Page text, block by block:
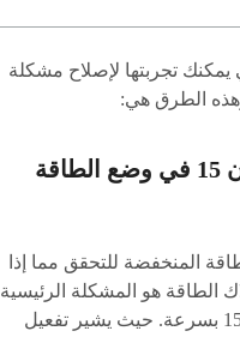
تجربتها لإصلاح مشكلة
الطريقة الأولى: وضع ايفون 15 في وضع الطاقة
في وضع الطاقة المنخفضة للتحقق مما إذا
الطاقة هو المشكلة الرئيسية
التي تؤدي إلى تفريغ بطارية ايفون 15 بسرعة. حيث يشير تفعيل